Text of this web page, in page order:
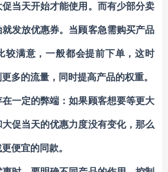
当天开始才能使用。而有少部分卖
发放优惠券。当顾客急需购买产品
较满意，一般都会提前下单，这时
多的流量，同时提高产品的权重。
一定的弊端：如果顾客想要等更大
促当天的优惠力度没有变化，那么
便宜的同款。